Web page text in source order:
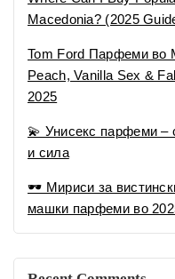
Recent Comments
No comments to show.
Categories
Совети